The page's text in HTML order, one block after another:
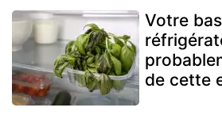
Votre
de cette